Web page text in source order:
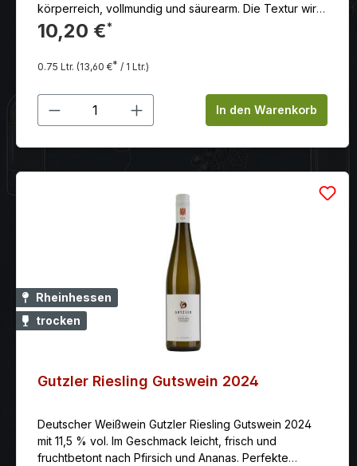
körperreich, vollmundig und säurearm. Die Textur wird
oft als ölig oder schmelzig beschrieben. Die feinherbe
Restsüße ist gut balanciert und unterstreicht die
Fruchtigkeit, ohne zu dominieren.
10,20 €*
0.75 Ltr. (13,60 €* / 1 Ltr.)
Produkt Anzahl: Gib denIn den Warenkorb
Rheinhessen
trocken
Gutzler Riesling Gutswein 2024
Deutscher Weißwein Gutzler Riesling Gutswein 2024
mit 11,5 % vol. Im Geschmack leicht, frisch und
fruchtbetont nach Pfirsich und Ananas. Perfekte